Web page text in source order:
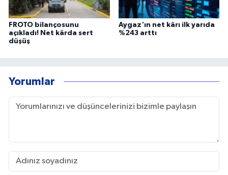
FROTO bilançosunu
açıkladı! Net kârda sert
düşüş
Aygaz'ın net kârı ilk yarıda
%243 arttı
Yorumlar